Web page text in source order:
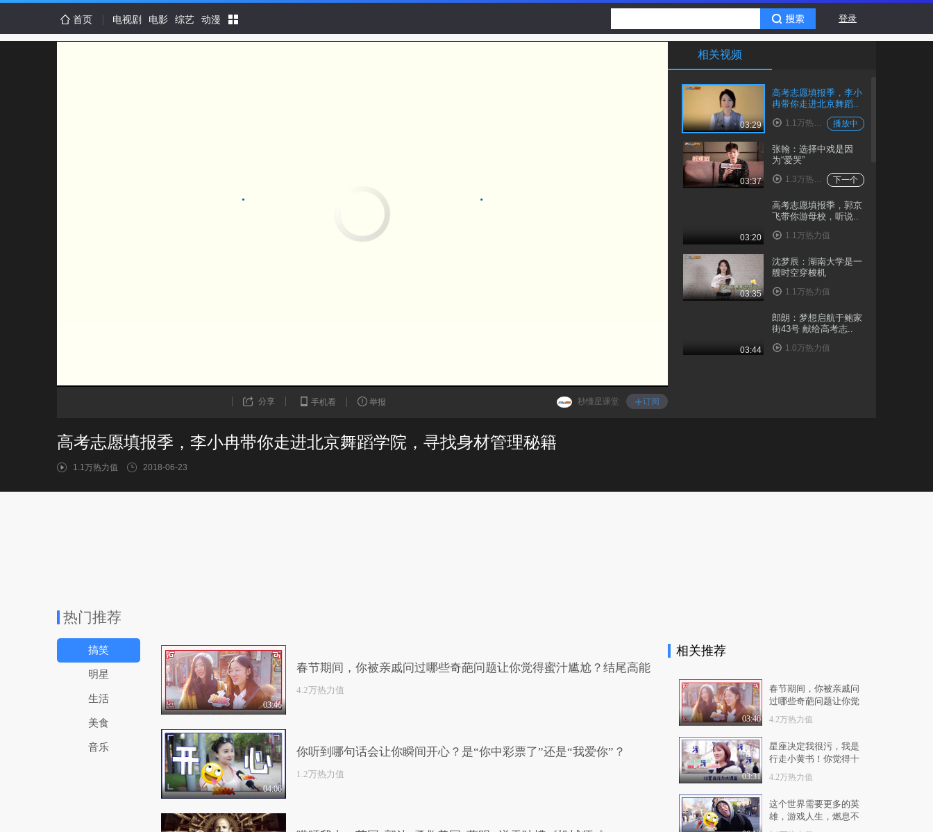
首页 电视剧 电影 综艺 动漫 登录
分享 手机看 举报 +订阅
秒懂星课堂
相关视频
03:29
高考志愿填报季，李小
冉带你走进北京舞蹈..
播放中
1.1万热力值
03:37
张翰：选择中戏是因
为“爱哭”
下一个
1.3万热力值
03:20
高考志愿填报季，郭京
飞带你游母校，听说..
1.1万热力值
03:35
沈梦辰：湖南大学是一
艘时空穿梭机
1.1万热力值
03:44
郎朗：梦想启航于鲍家
街43号 献给高考志..
1.0万热力值
04:01 9356热力值
03:33
怀念宿舍卧谈会
1.2万热力值
03:33
的地方
1.2万热力值
吴倩：还想再回武大读
高考志愿填报季，李小冉带你走进北京舞蹈学院，寻找身材管理秘籍
1.1万热力值 2018-06-23
热门推荐
搞笑
明星
生活
美食
音乐
相关推荐
03:46
春节期间，你被亲戚问
过哪些奇葩问题让你觉
得蜜汁尴尬？结尾高能
神回复！生动形象！
4.2万热力值
03:31
星座决定我很污，我是
行走小黄书！你觉得十
二星座哪个星座最污？
4.2万热力值
这个世界需要更多的英
雄，游戏人生，燃息不
止！
03:46
春节期间，你被亲戚问过哪些奇葩问题让你觉得蜜汁尴尬？结尾高能
神回复！生动形象！
4.2万热力值
04:06
你听到哪句话会让你瞬间开心？是“你中彩票了”还是“我爱你”？
1.2万热力值